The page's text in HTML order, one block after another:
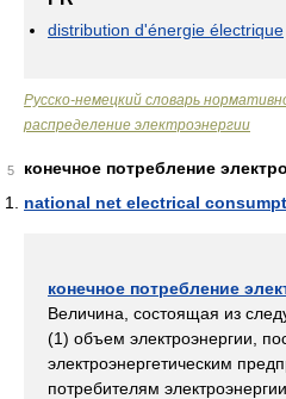
distribution d'énergie électrique
Русско-немецкий словарь
распределение электроэнергии
5
конечное потребление
national net electrical
конечное потребление
Величина, состоящая из
(1) объем электроэнергии,
электроэнергетическим
потребителям